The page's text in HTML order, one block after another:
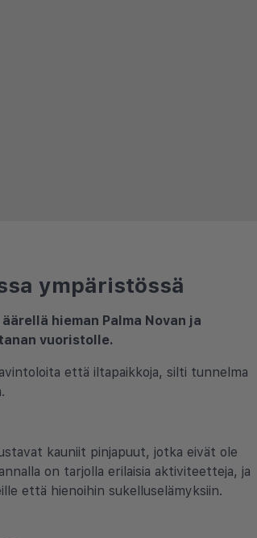
ympäristössä
hieman Palma Novan ja
vuoristolle.
että iltapaikkoja, silti tunnelma
kauniit pinjapuut, jotka eivät ole
on tarjolla erilaisia aktiviteetteja, ja
että hienoihin sukelluselämyksiin.